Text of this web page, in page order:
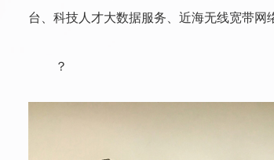
台、科技人才大数据服务、近海无线宽带网
？